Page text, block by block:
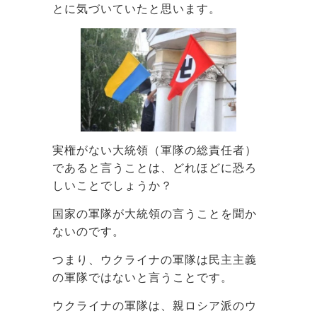
とに気づいていたと思います。
実権がない大統領（軍隊の総責任者）
であると言うことは、どれほどに恐ろ
しいことでしょうか？
国家の軍隊が大統領の言うことを聞か
ないのです。
つまり、ウクライナの軍隊は民主主義
の軍隊ではないと言うことです。
ウクライナの軍隊は、親ロシア派のウ